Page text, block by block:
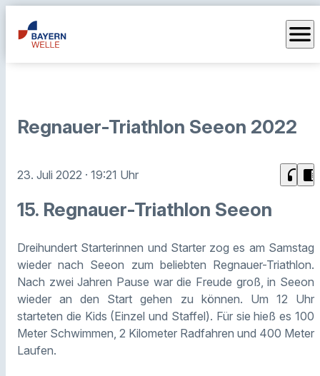
menu
Regnauer-Triathlon Seeon 2022
23. Juli 2022 · 19:21 Uhr headphones chrome_reader_mode
15. Regnauer-Triathlon Seeon
Dreihundert Starterinnen und Starter zog es am Samstag
wieder nach Seeon zum beliebten Regnauer-Triathlon.
Nach zwei Jahren Pause war die Freude groß, in Seeon
wieder an den Start gehen zu können. Um 12 Uhr
starteten die Kids (Einzel und Staffel). Für sie hieß es 100
Meter Schwimmen, 2 Kilometer Radfahren und 400 Meter
Laufen.